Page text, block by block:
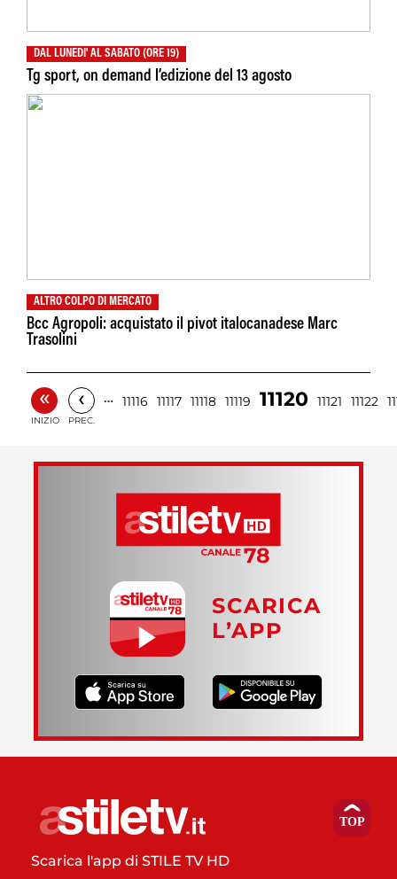
DAL LUNEDI' AL SABATO (ORE 19)
Tg sport, on demand l’edizione del 13 agosto
ALTRO COLPO DI MERCATO
Bcc Agropoli: acquistato il pivot italocanadese Marc
Trasolini
«
INIZIO
‹
PREC.
… 11116 11117 11118 11119 11120 11121 11122
SCARICA
L’APP
Scarica l'app di STILE TV HD